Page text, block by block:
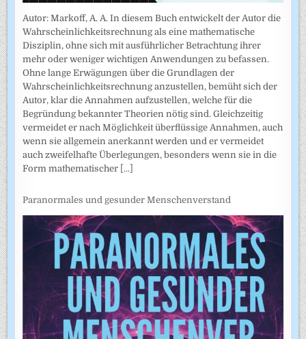
Autor: Markoff, A. A. In diesem Buch entwickelt der Autor die
Wahrscheinlichkeitsrechnung als eine mathematische
Disziplin, ohne sich mit ausführlicher Betrachtung ihrer
mehr oder weniger wichtigen Anwendungen zu befassen.
Ohne lange Erwägungen über die Grundlagen der
Wahrscheinlich­keitsrechnung anzustellen, bemüht sich der
Autor, klar die Annahmen auf­zustellen, welche für die
Begründung bekannter Theorien nötig sind. Gleichzeitig
vermeidet er nach Möglichkeit überflüssige Annahmen, auch
wenn sie allgemein anerkannt werden und er vermeidet
auch zweifel­hafte Überlegungen, besonders wenn sie in die
Form mathematischer [...]
Paranormales und gesunder Menschenverstand